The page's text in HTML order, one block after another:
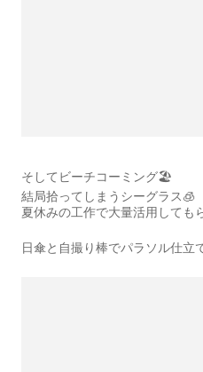
そしてビーチコーミング🏖️
結局拾ってしまうシーグラス🧊
夏休みの工作で大量活用しても
日傘と自撮り棒でパラソル仕立